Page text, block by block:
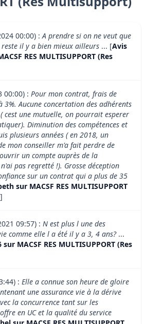
00:00) :A prendre si on ne veut que
il y a bien mieux ailleurs ... [Avis
RES MULTISUPPORT (Res
00:00) : Pour mon contrat, frais de
3%. Aucune concertation des adhérents
cest une mutuelle, on pourrait esperer
Diminution des compétences et
plusieurs années ( en 2018, un
mon conseiller m'a fait perdre de
un compte auprès de la
pas regretté !). Grosse déception
sur un contrat qui a plus de 35
sur MACSF RES MULTISUPPORT
09:57) : N est plus l une des
comme elle l a été il y a 3, 4 ans?...
MACSF RES MULTISUPPORT (Res
: Elle a connue son heure de gloire
une assurance vie à la dérive
la concurrence tant sur les
en UC et la qualité du service